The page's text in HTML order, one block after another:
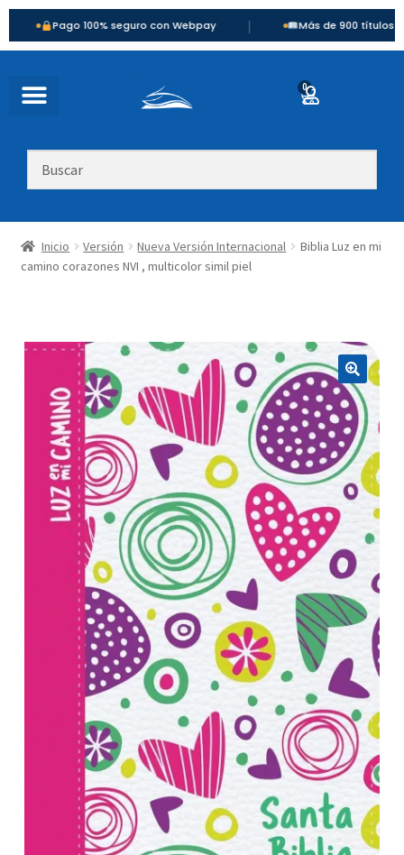
100% seguro con Webpay | Más de 900 títulos disponibles
0
Inicio Versión Nueva Versión Internacional
Biblia Luz en mi
camino corazones NVI , multicolor simil piel